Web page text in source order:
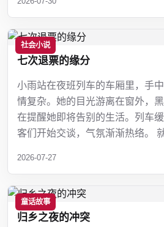
社会小说
七次退票的缘分
小雨站在夜班列车的车厢里，手
情复杂。她的目光游离在窗外，
在提醒她即将告别的生活。列车
客们开始交谈，气氛渐渐热络。
2026-07-27
童话故事
归乡之夜的冲突